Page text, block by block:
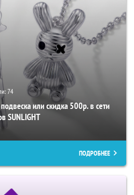
74
или скидка 500р. в сети
SUNLIGHT
ПОДРОБНЕЕ